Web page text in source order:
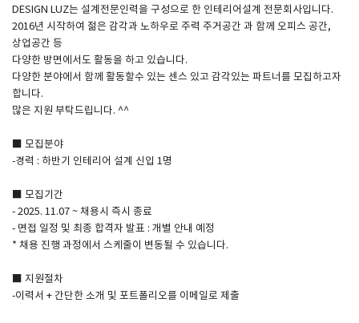
Facebook 로그인
공지사항
기사문의
광고문의
DESIGN LUZ는 설계전문인력을 구성으로 한 인테리어설계 전문회사입니다.
2016년 시작하여 젊은 감각과 노하우로 주력 주거공간 과 함께 오피스 공간,
상업공간 등
다양한 방면에서도 활동을 하고 있습니다.
다양한 분야에서 함께 활동할수 있는 센스 있고 감각있는 파트너를 모집하고자
합니다.
많은 지원 부탁드립니다. ^^
■ 모집분야
-경력 : 하반기 인테리어 설계 신입 1명
■ 모집기간
- 2025. 11.07 ~ 채용시 즉시 종료
- 면접 일정 및 최종 합격자 발표 : 개별 안내 예정
* 채용 진행 과정에서 스케줄이 변동될 수 있습니다.
■ 지원절차
-이력서 + 간단한 소개 및 포트폴리오를 이메일로 제출